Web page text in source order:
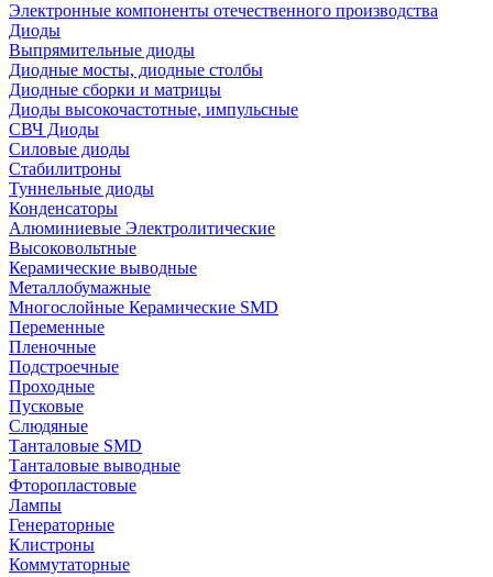
Электронные компоненты отечественного производства
Диоды
Выпрямительные диоды
Диодные мосты, диодные столбы
Диодные сборки и матрицы
Диоды высокочастотные, импульсные
СВЧ Диоды
Силовые диоды
Стабилитроны
Туннельные диоды
Конденсаторы
Алюминиевые Электролитические
Высоковольтные
Керамические выводные
Металлобумажные
Многослойные Керамические SMD
Переменные
Пленочные
Подстроечные
Проходные
Пусковые
Слюдяные
Танталовые SMD
Танталовые выводные
Фторопластовые
Лампы
Генераторные
Клистроны
Коммутаторные